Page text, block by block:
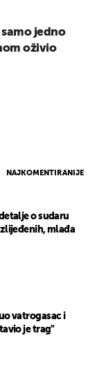
NAJKOMENTIRANIJE
o sudaru
mlađa
vatrogasac i
je trag"
samo jedno
oživio